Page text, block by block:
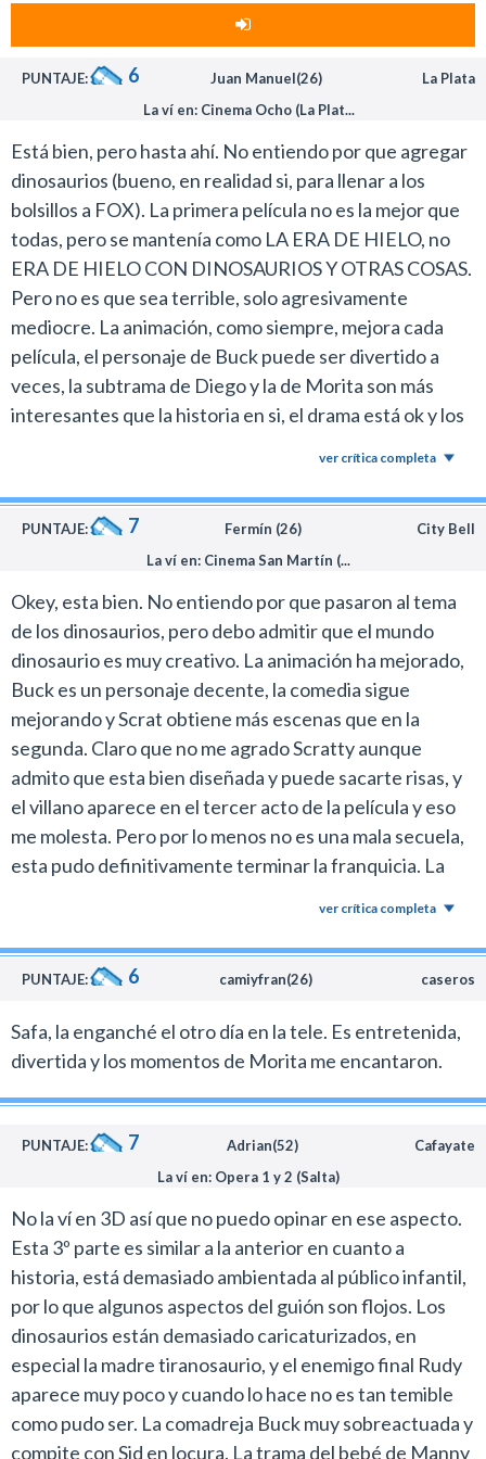
Hay secuencias donde los espectadores van a tener la
escenas con la que los más chicos principalmente van a
Todos los escenarios se ven espectaculares y los
detalles de la animación se aprecian mucho más.
El sistema de tres dimensiones es un complemento en
materia entretenimiento y los productores de este film
supieron trabajarlo para ofrecer un espectáculo
diferente.
En este caso no es lo mismo verla con los anteojitos que
en 2 D.
Sin embargo, al margen de este punto, la tercera
entrega de la Era del Hielo sufrió el mismo problema
refrotaron situaciones ya trabajadas años atrás que no
le aportan nada a la serie.
Los personajes cumplieron un ciclo. El laburo que
hicieron con la animación es realmente muy bueno,
De todas maneras, en estas vacaciones de invierno que
se acercan la película es una buena opción para que los
más chicos se entretengan en el cine
PUNTAJE: 6 Juan Manuel(26)
La Plata
La ví en: Cinema Ocho (La Plat...
Está bien, pero hasta ahí. No entiendo por que agregar
dinosaurios (bueno, en realidad si, para llenar a los
bolsillos a FOX). La primera película no es la mejor que
todas, pero se mantenía como LA ERA DE HIELO, no
ERA DE HIELO CON DINOSAURIOS Y OTRAS COSAS.
Pero no es que sea terrible, solo agresivamente
mediocre. La animación, como siempre, mejora cada
película, el personaje de Buck puede ser divertido a
veces, la subtrama de Diego y la de Morita son más
interesantes que la historia en si, el drama está ok y los
ver crítica completa
PUNTAJE: 7 Fermín (26)
City Bell
La ví en: Cinema San Martín (...
Okey, esta bien. No entiendo por que pasaron al tema
de los dinosaurios, pero debo admitir que el mundo
dinosaurio es muy creativo. La animación ha mejorado,
Buck es un personaje decente, la comedia sigue
mejorando y Scrat obtiene más escenas que en la
segunda. Claro que no me agrado Scratty aunque
admito que esta bien diseñada y puede sacarte risas, y
el villano aparece en el tercer acto de la película y eso
me molesta. Pero por lo menos no es una mala secuela,
esta pudo definitivamente terminar la franquicia. La
ver crítica completa
PUNTAJE: 6 camiyfran(26) caseros
Safa, la enganché el otro día en la tele. Es entretenida,
divertida y los momentos de Morita me encantaron.
PUNTAJE: 7 Adrian(52)
Cafayate
La ví en: Opera 1 y 2 (Salta)
No la ví en 3D así que no puedo opinar en ese aspecto.
Esta 3º parte es similar a la anterior en cuanto a
historia, está demasiado ambientada al público infantil,
por lo que algunos aspectos del guión son flojos. Los
dinosaurios están demasiado caricaturizados, en
especial la madre tiranosaurio, y el enemigo final Rudy
aparece muy poco y cuando lo hace no es tan temible
como pudo ser. La comadreja Buck muy sobreactuada y
compite con Sid en locura. La trama del bebé de Manny